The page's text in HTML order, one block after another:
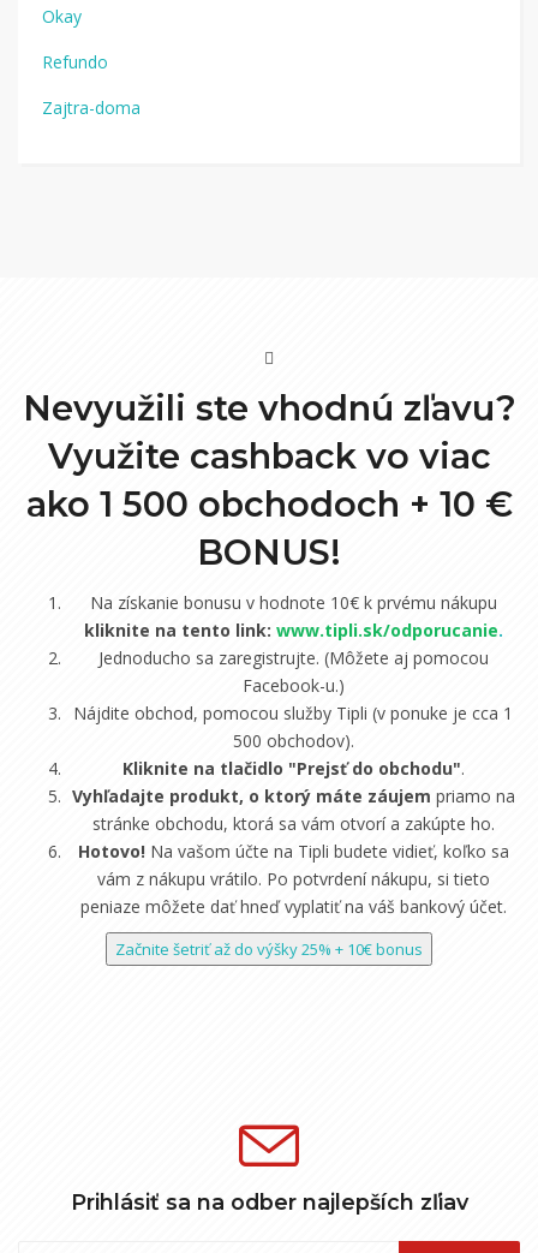
Okay
Refundo
Zajtra-doma
Nevyužili ste vhodnú zľavu?
Využite cashback vo viac
ako 1 500 obchodoch + 10 €
BONUS!
Na získanie bonusu v hodnote 10€ k prvému nákupu
kliknite na tento link: www.tipli.sk/odporucanie.
Jednoducho sa zaregistrujte. (Môžete aj pomocou
Facebook-u.)
Nájdite obchod, pomocou služby Tipli (v ponuke je cca 1
500 obchodov).
Kliknite na tlačidlo "Prejsť do obchodu".
Vyhľadajte produkt, o ktorý máte záujem priamo na
stránke obchodu, ktorá sa vám otvorí a zakúpte ho.
Hotovo! Na vašom účte na Tipli budete vidieť, koľko sa
vám z nákupu vrátilo. Po potvrdení nákupu, si tieto
peniaze môžete dať hneď vyplatiť na váš bankový účet.
Začnite šetriť až do výšky 25% + 10€ bonus
Prihlásiť sa na odber najlepších zľiav